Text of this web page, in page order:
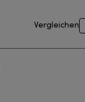
Vergleichen